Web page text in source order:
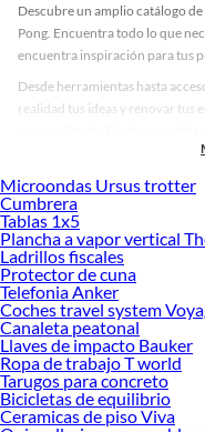
Descubre un amplio catálogo
Pong. Encuentra todo lo que
encuentra inspiración para tus
Desde herramientas hasta
realidad tus ideas y renovar tus
accesorios de calidad que te
Desde remodelaciones hasta
tus ideas realidad. ¡Visítanos y
Mesas de Ping Pong!
Explora la variedad de
Herramientas, materiales y
renovación de espacios.
ofrecerte!
Encuentra una amplia variedad
Sodimac. Encuentra todo lo
decoración. ¡Visítanos y haz tus
Microondas Ursus trotter
Cumbrera
Tablas 1x5
Plancha a vapor vertical
Ladrillos fiscales
Protector de cuna
Telefonia Anker
Coches travel system
Canaleta peatonal
Llaves de impacto Bauker
Ropa de trabajo T world
Tarugos para concreto
Bicicletas de equilibrio
Ceramicas de piso Viva